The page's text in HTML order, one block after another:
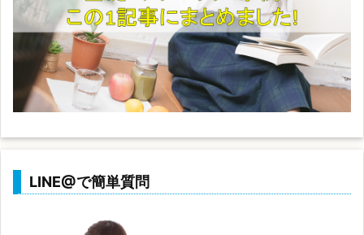
LINE@で簡単質問